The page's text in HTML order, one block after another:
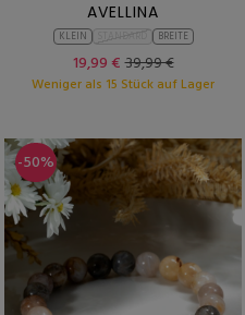
AVELLINA
KLEIN BREITE
19,99 €39,99 €
Weniger als 15 Stück auf Lager
-50%